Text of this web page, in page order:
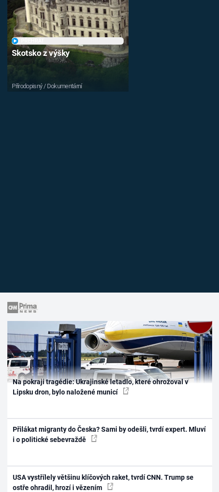
Skotsko z výšky
Přírodopisný / Dokumentární
Na pokraji tragédie: Ukrajinské letadlo, které ohrožoval v
Lipsku dron, bylo naložené municí
Přilákat migranty do Česka? Sami by odešli, tvrdí expert. Mluví
i o politické sebevraždě
USA vystřílely většinu klíčových raket, tvrdí CNN. Trump se
ostře ohradil, hrozí i vězením